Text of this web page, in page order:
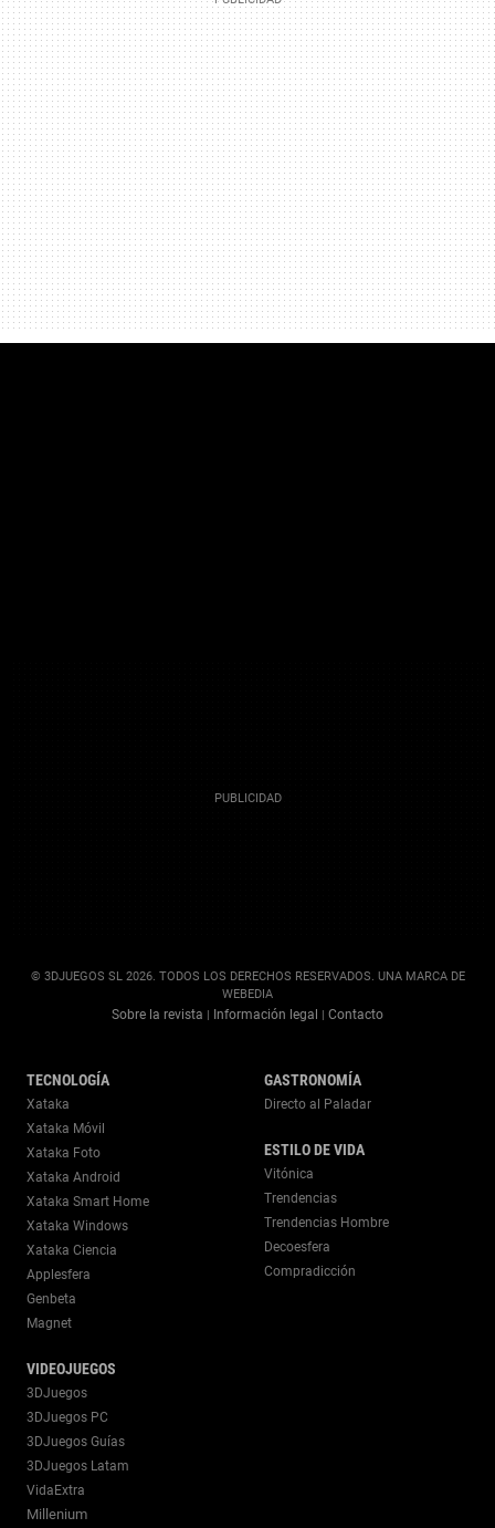
© 3DJUEGOS SL 2026. TODOS LOS DERECHOS RESERVADOS. UNA MARCA DE
WEBEDIA
Sobre la revista | Información legal | Contacto
TECNOLOGÍA
Xataka
Xataka Móvil
Xataka Foto
Xataka Android
Xataka Smart Home
Xataka Windows
Xataka Ciencia
Applesfera
Genbeta
Magnet
VIDEOJUEGOS
3DJuegos
3DJuegos PC
3DJuegos Guías
3DJuegos Latam
VidaExtra
Millenium
GASTRONOMÍA
Directo al Paladar
ESTILO DE VIDA
Vitónica
Trendencias
Trendencias Hombre
Decoesfera
Compradicción